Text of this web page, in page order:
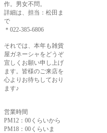
作。男女不問。
詳細は、担当：松田ま
で
＊022-385-6806
それでは、本年も雑貨
屋ガネーシャをどうぞ
宜しくお願い申し上げ
ます。皆様のご来店を
心よりお待ちしており
ます♪
営業時間
PM12：00くらいから
PM18：00くらいま